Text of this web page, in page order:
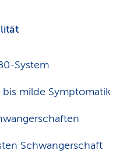
System
milde Symptomatik
Schwangerschaft